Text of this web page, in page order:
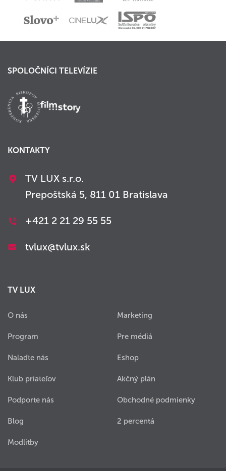
SPOLOČNÍCI TELEVÍZIE
KONTAKTY
TV LUX s.r.o.
Prepoštská 5, 811 01 Bratislava
+421 2 21 29 55 55
tvlux@tvlux.sk
TV LUX
O nás
Program
Nalaďte nás
Klub priateľov
Podporte nás
Blog
Modlitby
Marketing
Pre médiá
Eshop
Akčný plán
Obchodné podmienky
2 percentá